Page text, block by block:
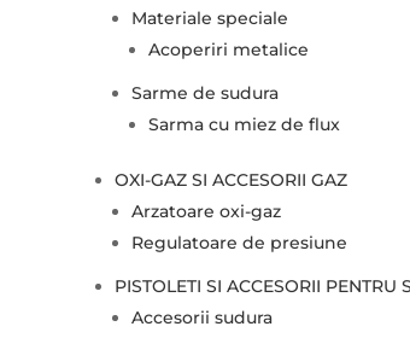
Materiale speciale
Acoperiri metalice
Sarme de sudura
Sarma cu miez de flux
OXI-GAZ SI ACCESORII GAZ
Arzatoare oxi-gaz
Regulatoare de presiune
PISTOLETI SI ACCESORII PENTRU
Accesorii sudura